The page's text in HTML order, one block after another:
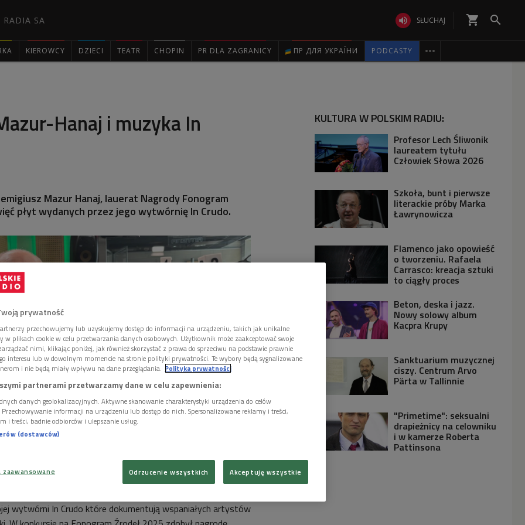
RADIA SA  SŁUCHAJ shopping_cart 
KIEROWCY DZIECI TEATR CHOPIN PR DLA ZAGRANICY ПР ДЛЯ УКРАЇНИ PODCASTY 
Hanaj i muzyka In
Mazur Hanaj, lauerat Nagrody Fonogram
płyt wydanych przez jego wytwórnię In Crudo.
folkowy i awangardowy znany z takich zespołów jak Księżyc, Bractwo
"Źródła"
od lat w polskiej muzyce tradycyjnej, w roku ubiegłym
wytwórni In Crudo które dokumentują wspaniałych artystów
KULTURA W POLSKIM RADIU:
Profesor Lech Śliwonik
laureatem tytułu
Człowiek Słowa 2026
Szkoła, bunt i pierwsze
literackie próby Marka
Ławrynowicza
Flamenco jako opowieść
o tworzeniu. Rafaela
Carrasco: kreacja sztuki
to ciągły proces
Beton, deska i jazz.
Nowy solowy album
Kacpra Krupy
Sanktuarium muzycznej
ciszy. Centrum Arvo
Pärta w Tallinnie
"Primetime": seksualni
drapieżnicy na celowniku
i w kamerze Roberta
Pattinsona
prywatność
przechowujemy lub uzyskujemy dostęp do informacji na urządzeniu, takich jak unikalne
w plikach cookie w celu przetwarzania danych osobowych. Użytkownik może zaakceptować swoje
nimi, klikając poniżej, jak również skorzystać z prawa do sprzeciwu na podstawie prawnie
interesu lub w dowolnym momencie na stronie polityki prywatności. Te wybory będą sygnalizowane
i nie będą miały wpływu na dane przeglądania. Polityka prywatności
partnerami przetwarzamy dane w celu zapewnienia:
danych geolokalizacyjnych. Aktywne skanowanie charakterystyki urządzenia do celów
informacji na urządzeniu lub dostęp do nich. Spersonalizowane reklamy i treści,
i treści, badnie odbiorców i ulepszanie usług.
(dostawców)
Odrzucenie wszystkich Akceptuję wszystkie